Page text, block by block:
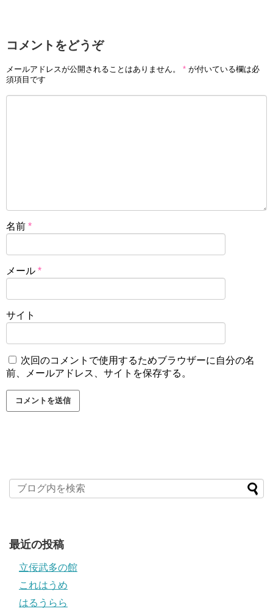
コメントをどうぞ
メールアドレスが公開されることはありません。 * が付いている欄は必
須項目です
名前 *
メール *
サイト
次回のコメントで使用するためブラウザーに自分の名
前、メールアドレス、サイトを保存する。
最近の投稿
立佞武多の館
これはうめ
はるうらら